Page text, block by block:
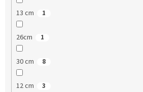
13 cm 1
26cm 1
30 cm 8
12 cm 3